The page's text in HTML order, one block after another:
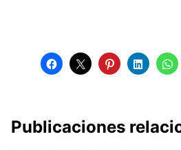
Publicaciones